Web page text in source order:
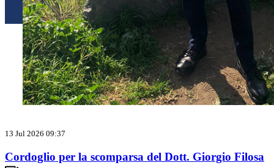
13 Jul 2026 09:37
Cordoglio per la scomparsa del Dott. Giorgio Filosa